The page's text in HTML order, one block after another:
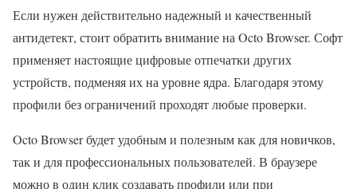
Если нужен действительно надежный и качественный
антидетект, стоит обратить внимание на Octo Browser. Софт
применяет настоящие цифровые отпечатки других
устройств, подменяя их на уровне ядра. Благодаря этому
профили без ограничений проходят любые проверки.
Octo Browser будет удобным и полезным как для новичков,
так и для профессиональных пользователей. В браузере
можно в один клик создавать профили или при